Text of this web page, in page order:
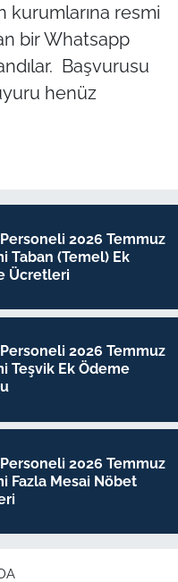
kurumlarına resmi
bir Whatsapp
Başvurusu
henüz
Personeli 2026 Temmuz
Taban (Temel) Ek
Ücretleri
Personeli 2026 Temmuz
Teşvik Ek Ödeme
Personeli 2026 Temmuz
Fazla Mesai Nöbet